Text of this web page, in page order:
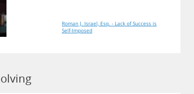
Roman J. Israel, Esq. - Lack of Success is
Self-Imposed